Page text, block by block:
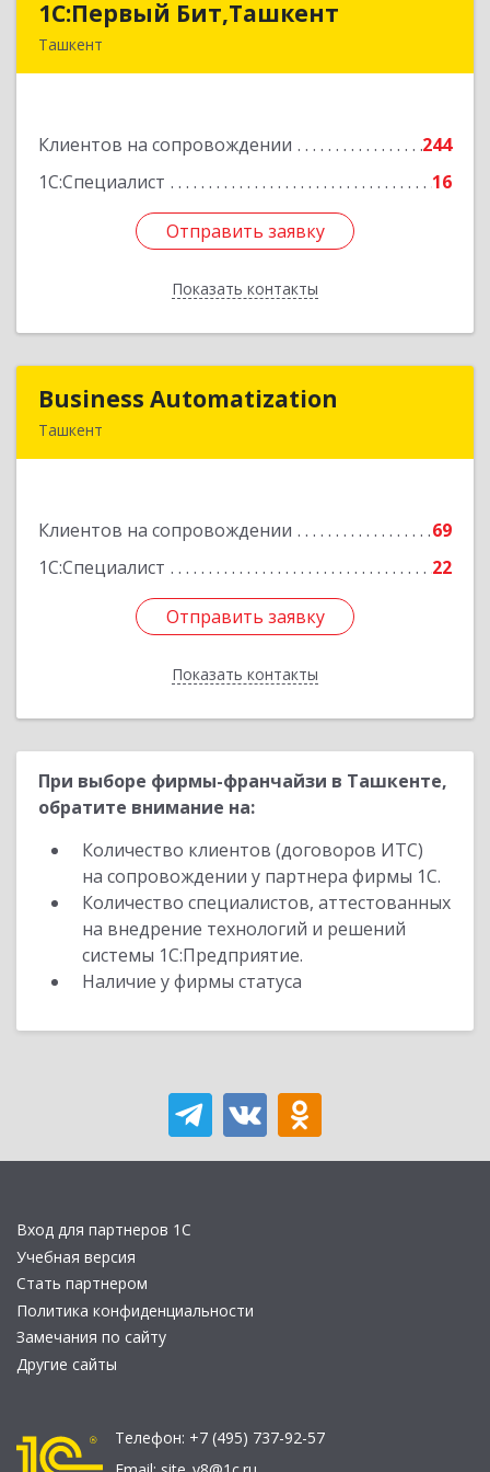
1C:Первый Бит,Ташкент
Ташкент
Клиентов на сопровождении
244
1С:Специалист
16
Отправить заявку
Показать контакты
1C:Первый Бит,Ташкент
Подробнее
Отправить заявку
Назад
Business Automatization
Ташкент
Клиентов на сопровождении
69
1С:Специалист
22
Отправить заявку
Показать контакты
Business Automatization
Подробнее
Отправить заявку
Назад
При выборе фирмы-франчайзи в Ташкенте,
обратите внимание на:
Количество клиентов (договоров ИТС)
на сопровождении у партнера фирмы 1С.
Количество специалистов, аттестованных
на внедрение технологий и решений
системы 1С:Предприятие.
Наличие у фирмы статуса
Вход для партнеров 1С
Учебная версия
Стать партнером
Политика конфиденциальности
Замечания по сайту
Другие сайты
Телефон: +7 (495) 737-92-57